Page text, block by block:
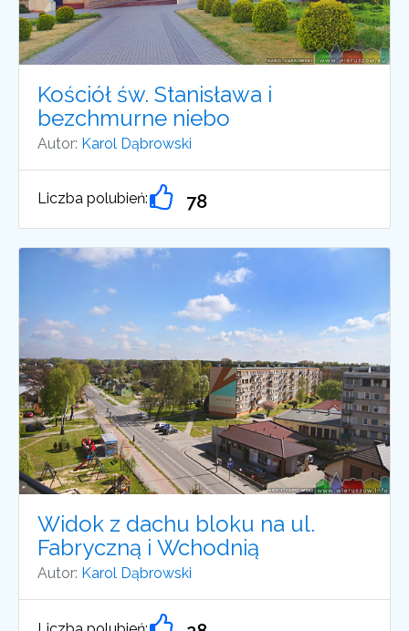
Kościół św. Stanisława i
bezchmurne niebo
Autor: Karol Dąbrowski
Liczba polubień: 78
Widok z dachu bloku na ul.
Fabryczną i Wchodnią
Autor: Karol Dąbrowski